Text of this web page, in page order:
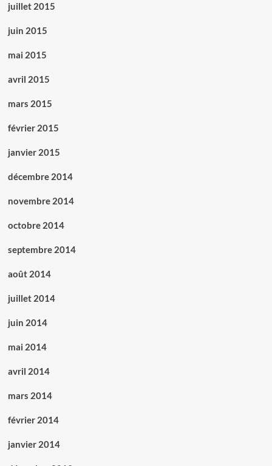
juillet 2015
juin 2015
mai 2015
avril 2015
mars 2015
février 2015
janvier 2015
décembre 2014
novembre 2014
octobre 2014
septembre 2014
août 2014
juillet 2014
juin 2014
mai 2014
avril 2014
mars 2014
février 2014
janvier 2014